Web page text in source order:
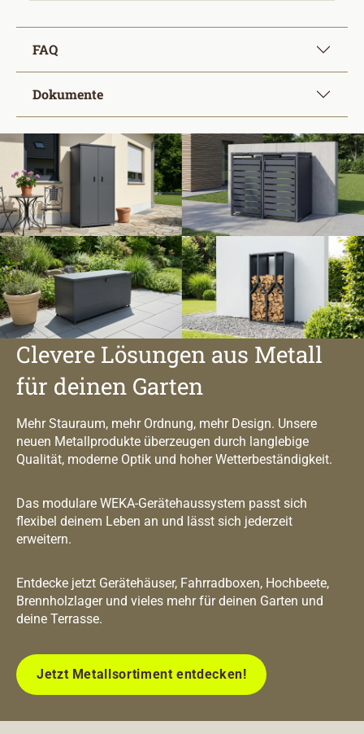
FAQ
Dokumente
Clevere Lösungen aus Metall
für deinen Garten
Mehr Stauraum, mehr Ordnung, mehr Design. Unsere
neuen Metallprodukte überzeugen durch langlebige
Qualität, moderne Optik und hoher Wetterbeständigkeit.
Das modulare WEKA-Gerätehaussystem passt sich
flexibel deinem Leben an und lässt sich jederzeit
erweitern.
Entdecke jetzt Gerätehäuser, Fahrradboxen, Hochbeete,
Brennholzlager und vieles mehr für deinen Garten und
deine Terrasse.
Jetzt Metallsortiment entdecken!